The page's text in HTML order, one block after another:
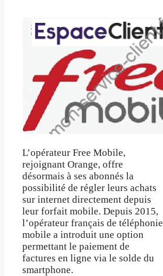
L’opérateur Free Mobile,
rejoignant Orange, offre
désormais à ses abonnés la
possibilité de régler leurs achats
sur internet directement depuis
leur forfait mobile. Depuis 2015,
l’opérateur français de téléphonie
mobile a introduit une option
permettant le paiement de
factures en ligne via le solde du
smartphone.